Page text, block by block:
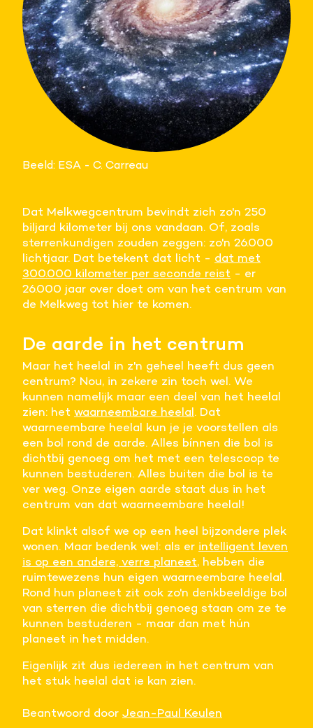
Beeld: ESA - C. Carreau
Dat Melkwegcentrum bevindt zich zo'n 250
biljard kilometer bij ons vandaan. Of, zoals
sterrenkundigen zouden zeggen: zo'n 26.000
lichtjaar. Dat betekent dat licht - dat met
300.000 kilometer per seconde reist - er
26.000 jaar over doet om van het centrum van
de Melkweg tot hier te komen.
De aarde in het centrum
Maar het heelal in z'n geheel heeft dus geen
centrum? Nou, in zekere zin toch wel. We
kunnen namelijk maar een deel van het heelal
zien: het waarneembare heelal. Dat
waarneembare heelal kun je je voorstellen als
een bol rond de aarde. Alles bínnen die bol is
dichtbij genoeg om het met een telescoop te
kunnen bestuderen. Alles buiten die bol is te
ver weg. Onze eigen aarde staat dus in het
centrum van dat waarneembare heelal!
Dat klinkt alsof we op een heel bijzondere plek
wonen. Maar bedenk wel: als er intelligent leven
is op een andere, verre planeet, hebben die
ruimtewezens hun eigen waarneembare heelal.
Rond hun planeet zit ook zo'n denkbeeldige bol
van sterren die dichtbij genoeg staan om ze te
kunnen bestuderen - maar dan met hún
planeet in het midden.
Eigenlijk zit dus iedereen in het centrum van
het stuk heelal dat ie kan zien.
Beantwoord door Jean-Paul Keulen